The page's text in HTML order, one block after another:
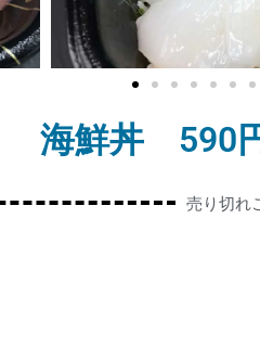
海鮮丼 590
売り切れ